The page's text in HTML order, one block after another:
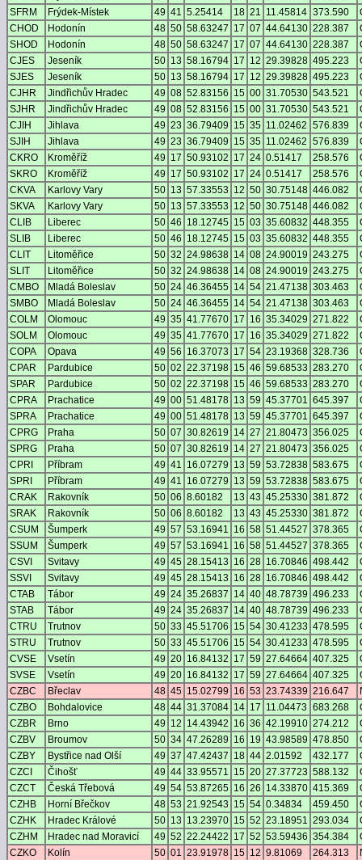
SFRM
Frýdek-Místek 49 41 5.25414 18 21 11.45814 373.590
CHOD
Hodonín 48 50 58.63247 17 07 44.64130 228.387
SHOD
Hodonín 48 50 58.63247 17 07 44.64130 228.387
CJES
Jeseník 50 13 58.16794 17 12 29.39828 495.223
SJES
Jeseník 50 13 58.16794 17 12 29.39828 495.223
CJHR
Jindřichův Hradec 49 08 52.83156 15 00 31.70530 543.521
SJHR
Jindřichův Hradec 49 08 52.83156 15 00 31.70530 543.521
CJIH
Jihlava 49 23 36.79409 15 35 11.02462 576.839
SJIH
Jihlava 49 23 36.79409 15 35 11.02462 576.839
CKRO
Kroměříž 49 17 50.93102 17 24 0.51417 258.576
SKRO
Kroměříž 49 17 50.93102 17 24 0.51417 258.576
CKVA
Karlovy Vary 50 13 57.33553 12 50 30.75148 446.082
SKVA
Karlovy Vary 50 13 57.33553 12 50 30.75148 446.082
CLIB
Liberec 50 46 18.12745 15 03 35.60832 448.355
SLIB
Liberec 50 46 18.12745 15 03 35.60832 448.355
CLIT
Litoměřice 50 32 24.98638 14 08 24.90019 243.275
SLIT
Litoměřice 50 32 24.98638 14 08 24.90019 243.275
CMBO
Mladá Boleslav 50 24 46.36455 14 54 21.47138 303.463
SMBO
Mladá Boleslav 50 24 46.36455 14 54 21.47138 303.463
COLM
Olomouc 49 35 41.77670 17 16 35.34029 271.822
SOLM
Olomouc 49 35 41.77670 17 16 35.34029 271.822
COPA
Opava 49 56 16.37073 17 54 23.19368 328.736
CPAR
Pardubice 50 02 22.37198 15 46 59.68533 283.270
SPAR
Pardubice 50 02 22.37198 15 46 59.68533 283.270
CPRA
Prachatice 49 00 51.48178 13 59 45.37701 645.397
SPRA
Prachatice 49 00 51.48178 13 59 45.37701 645.397
CPRG
Praha 50 07 30.82619 14 27 21.80473 356.025
SPRG
Praha 50 07 30.82619 14 27 21.80473 356.025
CPRI
Příbram 49 41 16.07279 13 59 53.72838 583.675
SPRI
Příbram 49 41 16.07279 13 59 53.72838 583.675
CRAK
Rakovník 50 06 8.60182 13 43 45.25330 381.872
SRAK
Rakovník 50 06 8.60182 13 43 45.25330 381.872
CSUM
Šumperk 49 57 53.16941 16 58 51.44527 378.365
SSUM
Šumperk 49 57 53.16941 16 58 51.44527 378.365
CSVI
Svitavy 49 45 28.15413 16 28 16.70846 498.442
SSVI
Svitavy 49 45 28.15413 16 28 16.70846 498.442
CTAB
Tábor 49 24 35.26837 14 40 48.78739 496.233
STAB
Tábor 49 24 35.26837 14 40 48.78739 496.233
CTRU
Trutnov 50 33 45.51706 15 54 30.41233 478.595
STRU
Trutnov 50 33 45.51706 15 54 30.41233 478.595
CVSE
Vsetín 49 20 16.84132 17 59 27.64664 407.325
SVSE
Vsetín 49 20 16.84132 17 59 27.64664 407.325
CZBC
Břeclav 48 45 15.02799 16 53 23.74339 216.647
CZBO
Bohdalovice 48 44 31.37084 14 17 11.04473 683.268
CZBR
Brno 49 12 14.43942 16 36 42.19910 274.212
CZBV
Broumov 50 34 47.26289 16 19 43.98589 478.850
CZBY
Bystřice nad Olší 49 37 47.42437 18 44 2.01592 432.177
CZCI
Čihošť 49 44 33.95571 15 20 27.37723 588.132
CZCT
Česká Třebová 49 54 53.87265 16 26 14.33870 415.369
CZHB
Horní Břečkov 48 53 21.92543 15 54 0.34834 459.450
CZHK
Hradec Králové 50 13 13.23970 15 52 23.18951 293.034
CZHM
Hradec nad Moravicí 49 52 22.24422 17 52 53.59436 354.384
CZKO
Kolín 50 01 23.91978 15 12 9.81069 264.313